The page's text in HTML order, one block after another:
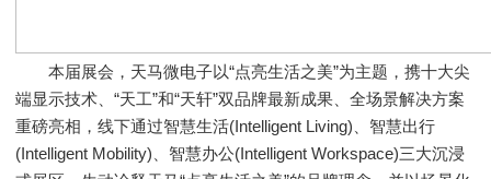
本届展会，天马微电子以“点亮生活之美”为主题，携十大尖
端显示技术、“天工”和“天轩”双品牌最新成果、全场景解决方案
重磅亮相，线下通过智慧生活(Intelligent Living)、智慧出行
(Intelligent Mobility)、智慧办公(Intelligent Workspace)三大沉浸